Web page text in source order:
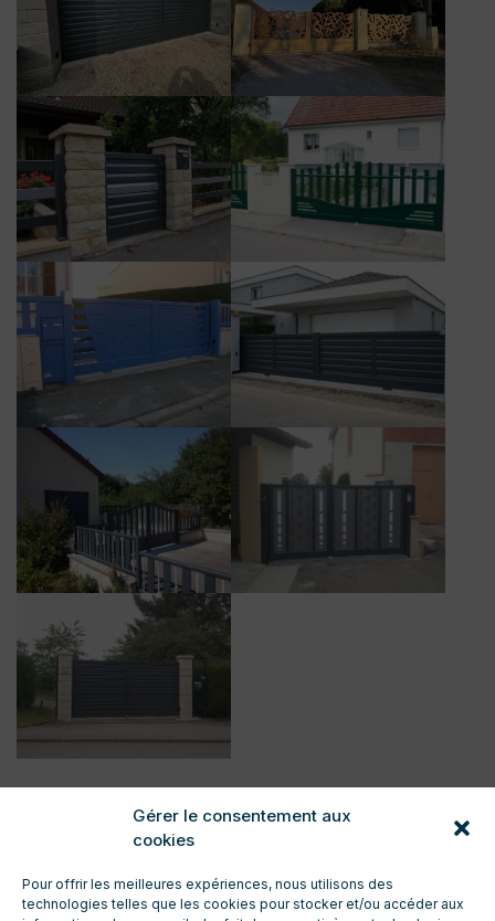
Gérer le consentement aux
cookies
Pour offrir les meilleures expériences, nous utilisons des
technologies telles que les cookies pour stocker et/ou accéder aux